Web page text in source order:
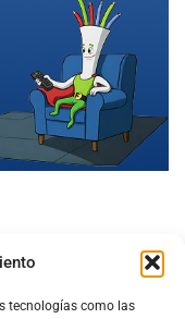
tecnologías como las